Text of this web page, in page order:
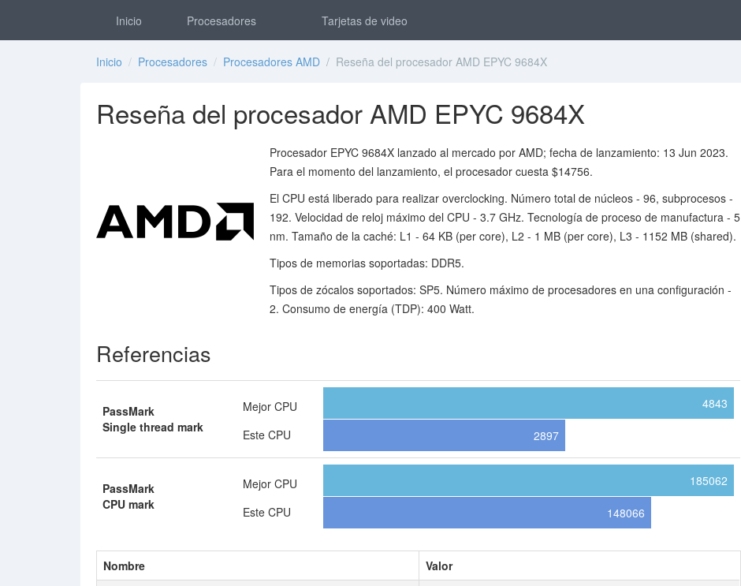
Inicio Procesadores Tarjetas de video
Inicio / Procesadores / Procesadores AMD / Reseña del procesador AMD EPYC 9684X
Reseña del procesador AMD EPYC 9684X
Procesador EPYC 9684X lanzado al mercado por AMD; fecha de lanzamiento: 13 Jun 2023.
Para el momento del lanzamiento, el procesador cuesta $14756.
El CPU está liberado para realizar overclocking. Número total de núcleos - 96, subprocesos -
192. Velocidad de reloj máximo del CPU - 3.7 GHz. Tecnología de proceso de manufactura - 5
nm. Tamaño de la caché: L1 - 64 KB (per core), L2 - 1 MB (per core), L3 - 1152 MB (shared).
Tipos de memorias soportadas: DDR5.
Tipos de zócalos soportados: SP5. Número máximo de procesadores en una configuración -
2. Consumo de energía (TDP): 400 Watt.
Referencias
PassMark
Single thread mark
Mejor CPU
Este CPU
4843
2897
PassMark
CPU mark
Mejor CPU
Este CPU
185062
148066
Nombre
Valor